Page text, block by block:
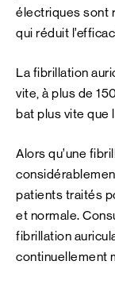
électriques sont
qui réduit
La fibrillation
vite, à plus de
bat plus vite que
Alors qu’une
patients traités
et normale.
fibrillation
continuellement